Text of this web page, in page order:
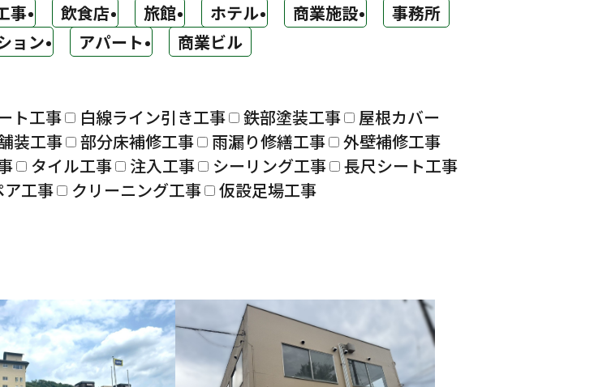
事 飲食店 旅館 ホテル 商業施設
事務所
ョン アパート 商業ビル
ト工事 白線ライン引き工事 鉄部塗装工事
屋根カバー
装工事 部分床補修工事 雨漏り修繕工事
外壁補修工事
タイル工事 注入工事 シーリング工事
長尺シート工事
工事 クリーニング工事 仮設足場工事